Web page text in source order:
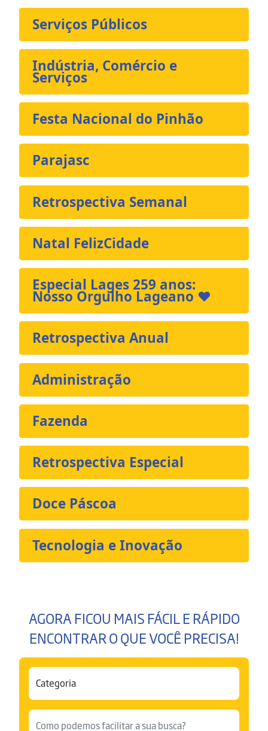
Serviços Públicos
Indústria, Comércio e
Serviços
Festa Nacional do Pinhão
Parajasc
Retrospectiva Semanal
Natal FelizCidade
Especial Lages 259 anos:
Nosso Orgulho Lageano ❤️
Retrospectiva Anual
Administração
Fazenda
Retrospectiva Especial
Doce Páscoa
Tecnologia e Inovação
AGORA FICOU MAIS FÁCIL E RÁPIDO
ENCONTRAR O QUE VOCÊ PRECISA!